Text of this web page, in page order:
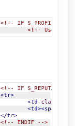
<!-- IF
<!-- Use a
<!-- IF S_REPUTATION
<tr>
<td
class
<td><span
</tr>
<!-- ENDIF -->